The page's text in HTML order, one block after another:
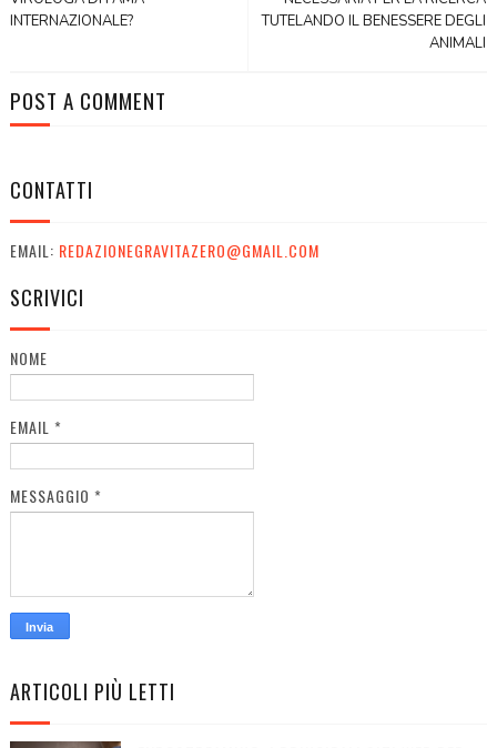
TUTELANDO IL BENESSERE DEGLI
ANIMALI
INTERNAZIONALE?
POST A COMMENT
CONTATTI
EMAIL: REDAZIONEGRAVITAZERO@GMAIL.COM
SCRIVICI
NOME
EMAIL *
MESSAGGIO *
ARTICOLI PIÙ LETTI